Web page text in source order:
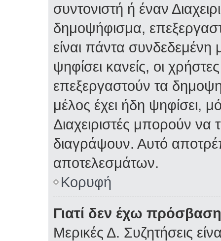
συντονιστή ή έναν
δημοψήφισμα,
είναι πάντα
ψηφίσει κανείς, οι
επεξεργαστούν τα
μέλος έχει ήδη ψηφίσει,
Διαχειριστές μπορούν να
διαγράψουν. Αυτό
αποτελεσμάτων.
Κορυφή
Γιατί δεν έχω
Μερικές Δ. Συζητήσεις